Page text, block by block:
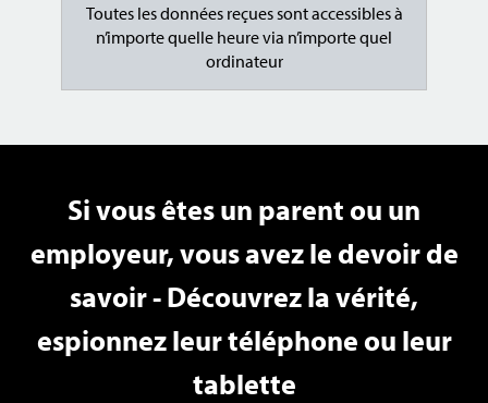
Toutes les données reçues sont accessibles à
n’importe quelle heure via n’importe quel
ordinateur
Si vous êtes un parent ou un
employeur, vous avez le devoir de
savoir - Découvrez la vérité,
espionnez leur téléphone ou leur
tablette